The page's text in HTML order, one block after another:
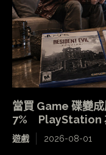
當買 Game 碟變
7% PlayStation
遊戲 2026-08-01